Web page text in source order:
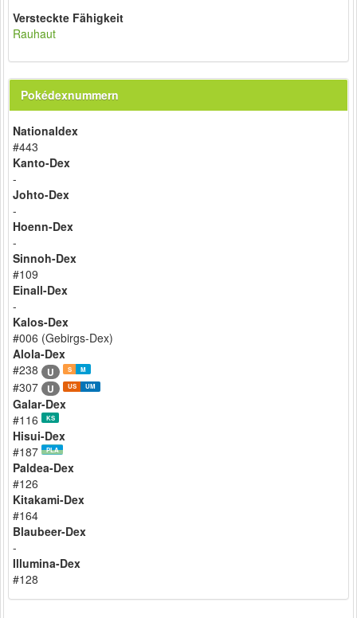
Versteckte Fähigkeit
Rauhaut
Pokédexnummern
Nationaldex
#443
Kanto-Dex
-
Johto-Dex
-
Hoenn-Dex
-
Sinnoh-Dex
#109
Einall-Dex
-
Kalos-Dex
#006 (Gebirgs-Dex)
Alola-Dex
#238
U S M
#307 U US UM
Galar-Dex
#116
KS
Hisui-Dex
#187
PLA
Paldea-Dex
#126
Kitakami-Dex
#164
Blaubeer-Dex
-
Illumina-Dex
#128